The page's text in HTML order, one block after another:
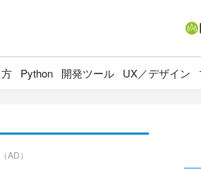
Python 開発ツール UX／デザイン
（AD）